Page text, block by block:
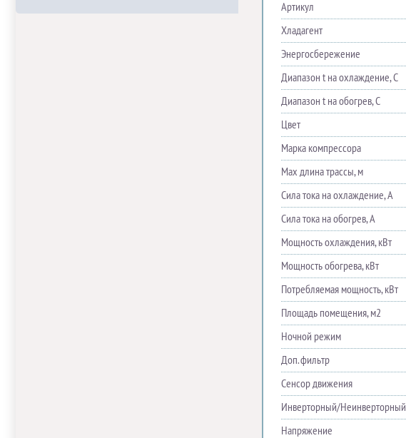
Артикул
Хладагент
Энергосбережение
Диапазон t на охлаждение, С
Диапазон t на обогрев, С
Цвет
Марка компрессора
Max длина трассы, м
Сила тока на охлаждение, А
Сила тока на обогрев, А
Мощность охлаждения, кВт
Мощность обогрева, кВт
Потребляемая мощность, кВт
Площадь помещения, м2
Ночной режим
Доп. фильтр
Сенсор движения
Инверторный/Неинверторный
Напряжение